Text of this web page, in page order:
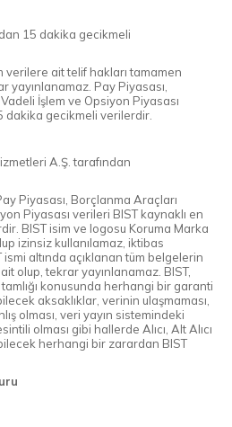
15 dakika gecikmeli
verilere ait telif hakları tamamen
yayınlanamaz. Pay Piyasası,
İşlem ve Opsiyon Piyasası
dakika gecikmeli verilerdir.
A.Ş. tarafından
Piyasası, Borçlanma Araçları
Piyasası verileri BIST kaynaklı en
BIST isim ve logosu Koruma Marka
izinsiz kullanılamaz, iktibas
altında açıklanan tüm belgelerin
olup, tekrar yayınlanamaz. BIST,
konusunda herhangi bir garanti
aksaklıklar, verinin ulaşmaması,
olması, veri yayın sistemindeki
olması gibi hallerde Alıcı, Alt Alıcı
herhangi bir zarardan BIST